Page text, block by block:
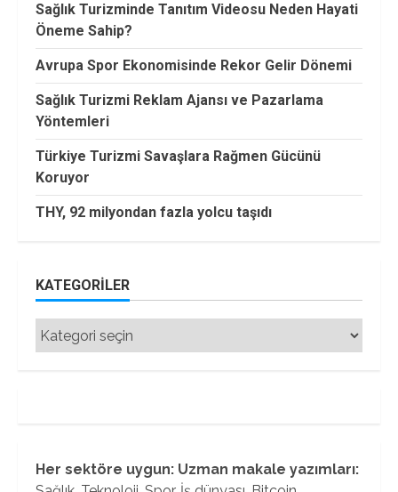
Sağlık Turizminde Tanıtım Videosu Neden Hayati
Öneme Sahip?
Avrupa Spor Ekonomisinde Rekor Gelir Dönemi
Sağlık Turizmi Reklam Ajansı ve Pazarlama
Yöntemleri
Türkiye Turizmi Savaşlara Rağmen Gücünü
Koruyor
THY, 92 milyondan fazla yolcu taşıdı
KATEGORILER
Kategoriler
Her sektöre uygun: Uzman makale yazımları: